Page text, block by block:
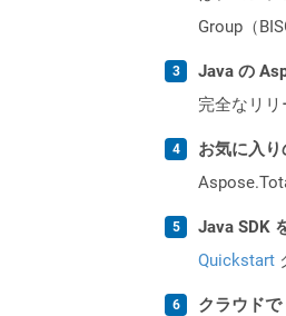
Group（
Java の
完全なリ
お気に入
Java SDK
Quickstart
クラウドで